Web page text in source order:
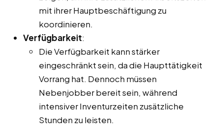
mit ihrer Hauptbeschäftigung zu
koordinieren.
Verfügbarkeit:
Die Verfügbarkeit kann stärker
eingeschränkt sein, da die Haupttätigkeit
Vorrang hat. Dennoch müssen
Nebenjobber bereit sein, während
intensiver Inventurzeiten zusätzliche
Stunden zu leisten.